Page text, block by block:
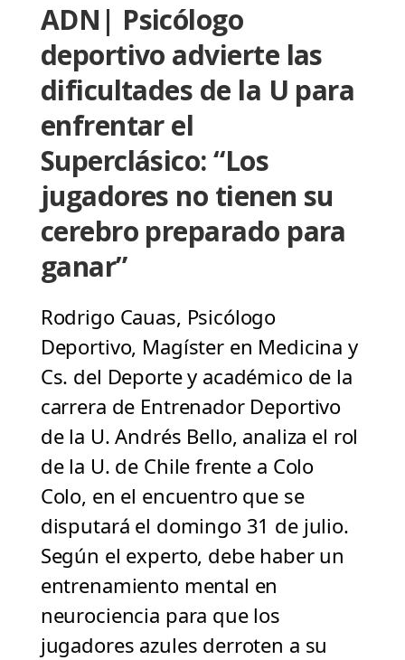
ADN| Psicólogo
deportivo advierte las
dificultades de la U para
enfrentar el
Superclásico: “Los
jugadores no tienen su
cerebro preparado para
ganar”
Rodrigo Cauas, Psicólogo
Deportivo, Magíster en Medicina y
Cs. del Deporte y académico de la
carrera de Entrenador Deportivo
de la U. Andrés Bello, analiza el rol
de la U. de Chile frente a Colo
Colo, en el encuentro que se
disputará el domingo 31 de julio.
Según el experto, debe haber un
entrenamiento mental en
neurociencia para que los
jugadores azules derroten a su